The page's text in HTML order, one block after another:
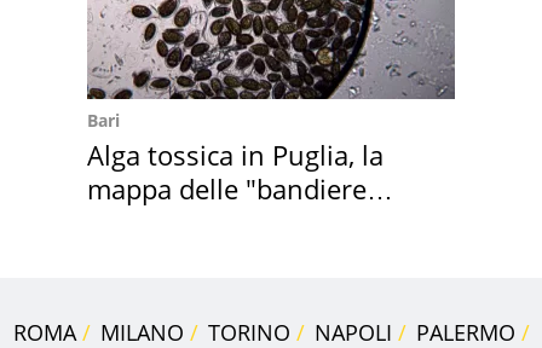
Bari
Alga tossica in Puglia, la
mappa delle "bandiere
ROMA MILANO TORINO NAPOLI
PALERMO